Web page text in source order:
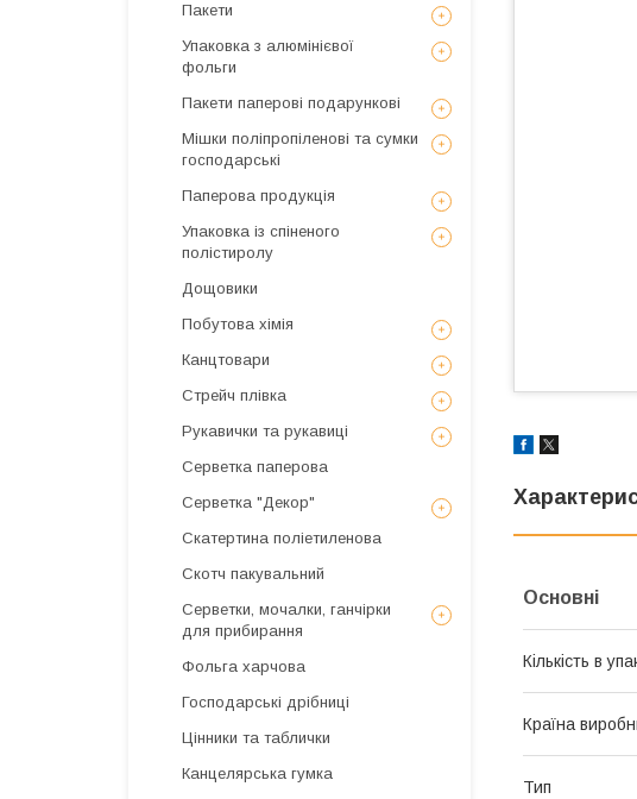
Основні
Кількість в
Країна
Тип
Пакети
Упаковка з алюмінієвої
фольги
Пакети паперові подарункові
Мішки поліпропіленові та сумки
господарські
Паперова продукція
Упаковка із спіненого
полістиролу
Дощовики
Побутова хімія
Канцтовари
Стрейч плівка
Рукавички та рукавиці
Серветка паперова
Серветка "Декор"
Скатертина поліетиленова
Скотч пакувальний
Серветки, мочалки, ганчірки
для прибирання
Фольга харчова
Господарські дрібниці
Цінники та таблички
Канцелярська гумка